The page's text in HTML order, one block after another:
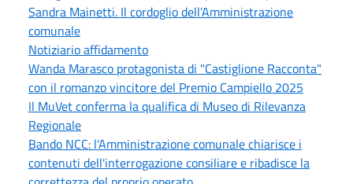
Sandra Mainetti. Il cordoglio dell’Amministrazione
comunale
Notiziario affidamento
Wanda Marasco protagonista di "Castiglione Racconta"
con il romanzo vincitore del Premio Campiello 2025
Il MuVet conferma la qualifica di Museo di Rilevanza
Regionale
Bando NCC: l'Amministrazione comunale chiarisce i
contenuti dell'interrogazione consiliare e ribadisce la